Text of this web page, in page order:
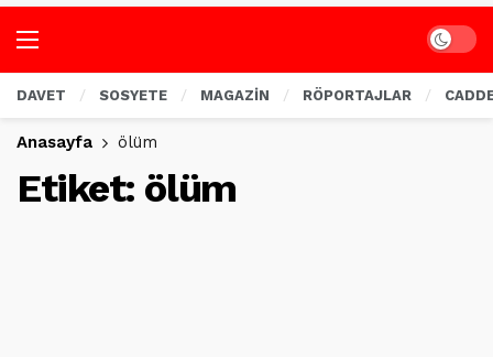
Dark
DAVET SOSYETE MAGAZİN RÖPORTAJLAR
Anasayfa ölüm
Etiket: ölüm